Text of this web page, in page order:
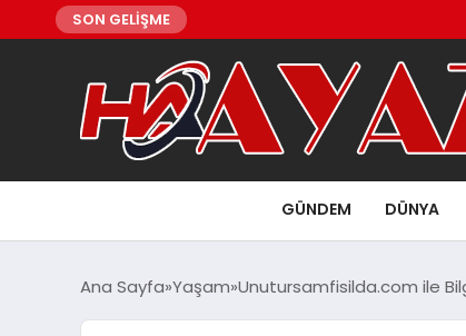
SON GELİŞME
GÜNDEM DÜNYA
Ana Sayfa Yaşam Unutursamfisilda.com ile